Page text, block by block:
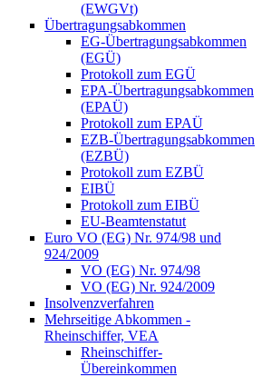
(EWGVt)
Übertragungsabkommen
EG-Übertragungsabkommen
(EGÜ)
Protokoll zum EGÜ
EPA-Übertragungsabkommen
(EPAÜ)
Protokoll zum EPAÜ
EZB-Übertragungsabkommen
(EZBÜ)
Protokoll zum EZBÜ
EIBÜ
Protokoll zum EIBÜ
EU-Beamtenstatut
Euro VO (EG) Nr. 974/98 und
924/2009
VO (EG) Nr. 974/98
VO (EG) Nr. 924/2009
Insolvenzverfahren
Mehrseitige Abkommen -
Rheinschiffer, VEA
Rheinschiffer-
Übereinkommen